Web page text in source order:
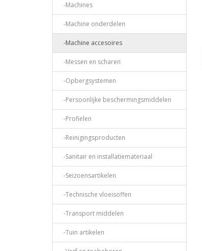
-Machines
-Machine onderdelen
-Machine accesoires
-Messen en scharen
-Opbergsystemen
-Persoonlijke beschermingsmiddelen
-Profielen
-Reinigingsproducten
-Sanitair en installatiemateriaal
-Seizoensartikelen
-Technische vloeisoffen
-Transport middelen
-Tuin artikelen